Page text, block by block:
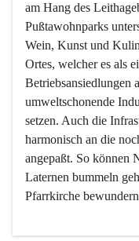
am Hang des
Pußtawohnparks
Wein, Kunst und
Ortes, welcher es als
Betriebsansiedlungen
umweltschonende
setzen. Auch die
harmonisch an die
angepaßt. So können
Laternen bummeln
Pfarrkirche
Der Weinbau